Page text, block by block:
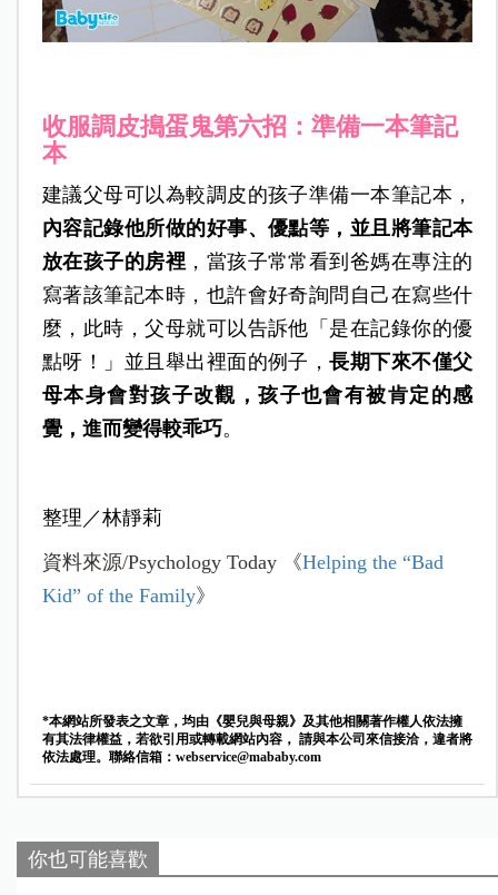
收服調皮搗蛋鬼第六招：準備一本筆記
本
建議父母可以為較調皮的孩子準備一本筆記本，
內容記錄他所做的好事、優點等，並且將筆記本
放在孩子的房裡 ，當孩子常常看到爸媽在專注的
寫著該筆記本時，也許會好奇詢問自己在寫些什
麼，此時，父母就可以告訴他「是在記錄你的優
點呀！」並且舉出裡面的例子，長期下來不僅父
母本身會對孩子改觀，孩子也會有被肯定的感
覺，進而變得較乖巧。
整理／林靜莉
資料來源/Psychology Today 《Helping the “Bad
Kid” of the Family》
*本網站所發表之文章，均由《嬰兒與母親》及其他相關著作權人依法擁
有其法律權益，若欲引用或轉載網站內容， 請與本公司來信接洽，違者將
依法處理。聯絡信箱： webservice@mababy.com
你也可能喜歡